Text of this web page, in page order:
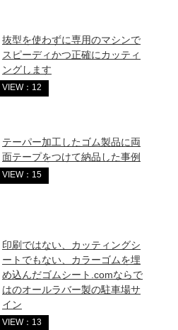
抜型を使わずに専用のマシンで
スピーディかつ正確にカッティ
ングします
VIEW：12
テーパー加工したゴム製品に両
面テープをつけて納品した事例
VIEW：15
印刷ではない、カッティングシ
ートでもない、カラーゴムを埋
め込んだゴムシート.comならで
はのオールラバー製の駐車場サ
イン
VIEW：13